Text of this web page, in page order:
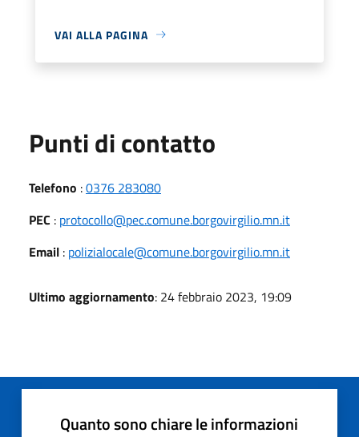
VAI ALLA PAGINA
Punti di contatto
Telefono :0376 283080
PEC : protocollo@pec.comune.borgovirgilio.mn.it
Email : polizialocale@comune.borgovirgilio.mn.it
Ultimo aggiornamento: 24 febbraio 2023, 19:09
Quanto sono chiare le informazioni